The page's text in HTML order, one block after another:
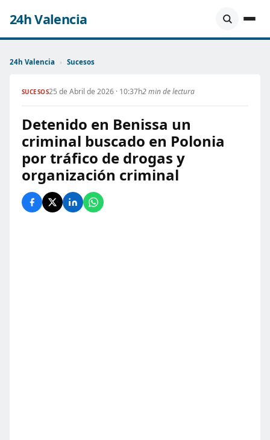
24h Valencia
24h Valencia › Sucesos
SUCESOS25 de Abril de 2026 · 10:37h2 min de lectura
Detenido en Benissa un
criminal buscado en Polonia
por tráfico de drogas y
organización criminal